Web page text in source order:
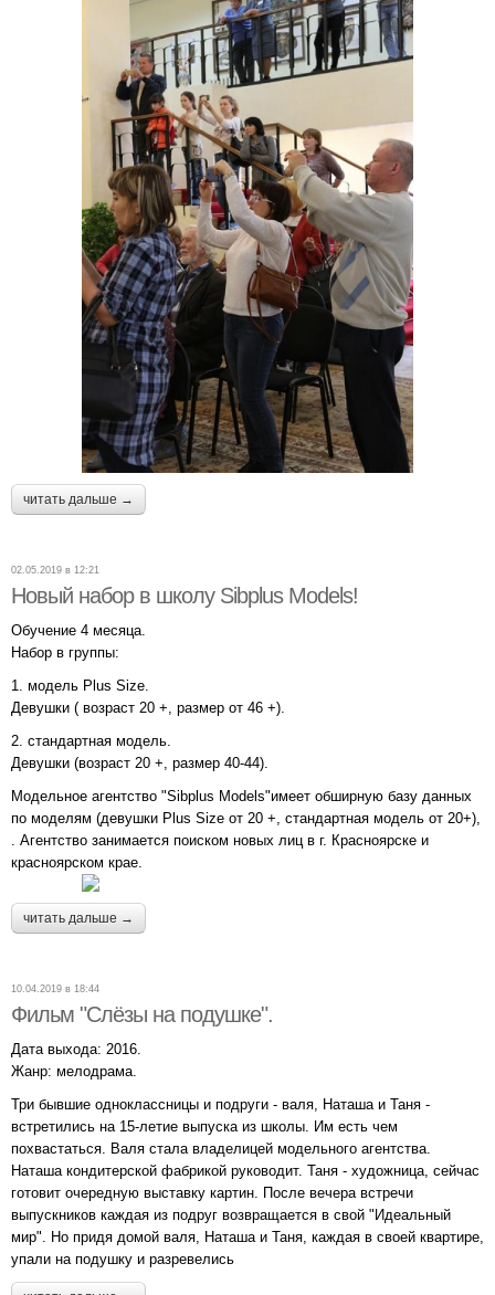
читать дальше →
02.05.2019 в 12:21
Новый набор в школу Sibplus Models!
Обучение 4 месяца.
Набор в группы:
1. модель Plus Size.
Девушки ( возраст 20 +, размер от 46 +).
2. стандартная модель.
Девушки (возраст 20 +, размер 40-44).
Модельное агентство "Sibplus Models"имеет обширную базу данных
по моделям (девушки Plus Size от 20 +, стандартная модель от 20+),
. Агентство занимается поиском новых лиц в г. Красноярске и
красноярском крае.
читать дальше →
10.04.2019 в 18:44
Фильм "Слёзы на подушке".
Дата выхода: 2016.
Жанр: мелодрама.
Три бывшие одноклассницы и подруги - валя, Наташа и Таня -
встретились на 15-летие выпуска из школы. Им есть чем
похвастаться. Валя стала владелицей модельного агентства.
Наташа кондитерской фабрикой руководит. Таня - художница, сейчас
готовит очередную выставку картин. После вечера встречи
выпускников каждая из подруг возвращается в свой "Идеальный
мир". Но придя домой валя, Наташа и Таня, каждая в своей квартире,
упали на подушку и разревелись